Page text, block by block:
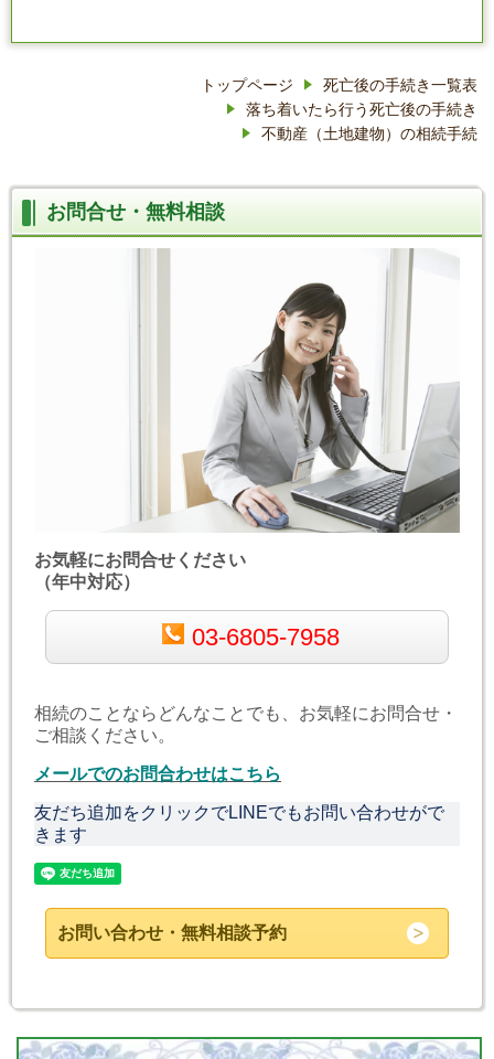
トップページ
死亡後の手続き一覧表
落ち着いたら行う死亡後の手続き
不動産（土地建物）の相続手続
お問合せ・無料相談
お気軽にお問合せください
（年中対応）
03-6805-7958
相続のことならどんなことでも、お気軽にお問合せ・
ご相談ください。
メールでのお問合わせはこちら
友だち追加をクリックでLINEでもお問い合わせがで
きます
お問い合わせ・無料相談予約